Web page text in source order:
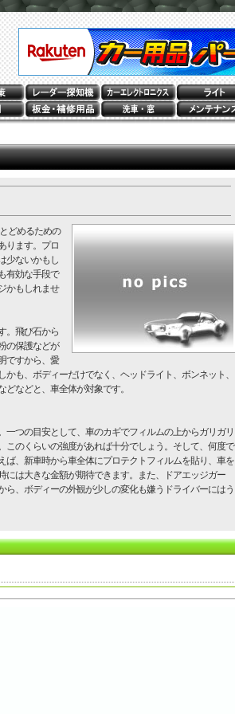
どめるための
ります。プロ
少ないかもし
有効な手段で
かもしれませ
。飛び石から
の保護などが
ですから、愛
も、ボディーだけでなく、ヘッドライト、ボンネット、
などと、車全体が対象です。
つの目安として、車のカギでフィルムの上からガリガリ
このくらいの強度があれば十分でしょう。そして、何度で
ば、新車時から車全体にプロテクトフィルムを貼り、車を
には大きな金額が期待できます。また、ドアエッジガー
ら、ボディーの外観が少しの変化も嫌うドライバーにはう